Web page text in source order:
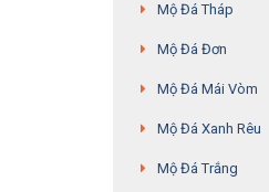
Mộ Đá Tháp
Mộ Đá Đơn
Mộ Đá Mái Vòm
Mộ Đá Xanh Rêu
Mộ Đá Trắng